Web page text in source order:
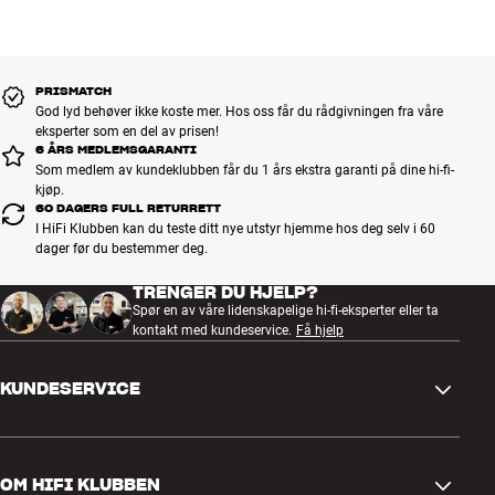
PRISMATCH
God lyd behøver ikke koste mer. Hos oss får du rådgivningen fra våre
eksperter som en del av prisen!
6 ÅRS MEDLEMSGARANTI
Som medlem av kundeklubben får du 1 års ekstra garanti på dine hi-fi-
kjøp.
60 DAGERS FULL RETURRETT
I HiFi Klubben kan du teste ditt nye utstyr hjemme hos deg selv i 60
dager før du bestemmer deg.
TRENGER DU HJELP?
Spør en av våre lidenskapelige hi-fi-eksperter eller ta
kontakt med kundeservice. Få hjelp
KUNDESERVICE
OM HIFI KLUBBEN